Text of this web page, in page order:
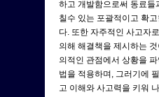
하고 개발함으로써 동료들
칠수 있는 포괄적이고 확
다. 또한 자주적인 사고자
의해 해결책을 제시하는
의적인 관점에서 상황을
법을 적용하며, 그러기에
고 이해와 사고력을 키워